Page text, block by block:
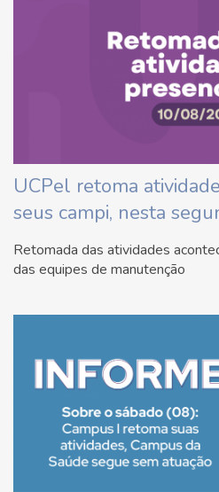
UCPel retoma
seus campi, nesta
Retomada das atividades
das equipes de manutenção